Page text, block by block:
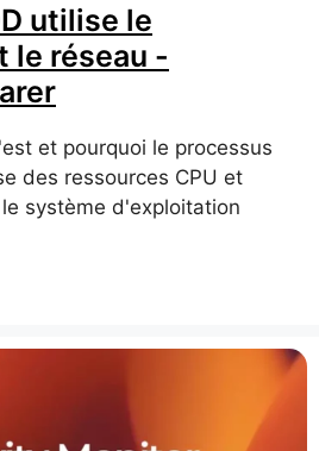
utilise le
le réseau -
et pourquoi le processus
des ressources CPU et
système d'exploitation